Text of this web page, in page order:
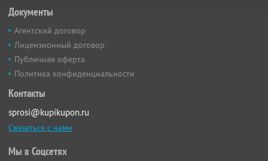
Документы
Агентский договор
Лицензионный договор
Публичная оферта
Политика конфиденциальности
Контакты
sprosi@kupikupon.ru
Связаться с нами
Мы в Соцсетях